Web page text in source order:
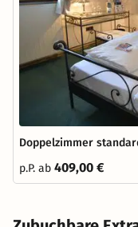
Doppelzimmer
p.P. ab 409,00 €